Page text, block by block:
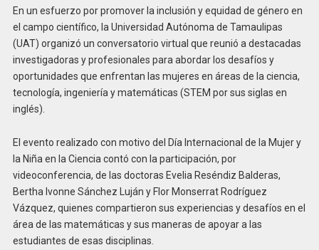
En un esfuerzo por promover la inclusión y equidad de género en
el campo científico, la Universidad Autónoma de Tamaulipas
(UAT) organizó un conversatorio virtual que reunió a destacadas
investigadoras y profesionales para abordar los desafíos y
oportunidades que enfrentan las mujeres en áreas de la ciencia,
tecnología, ingeniería y matemáticas (STEM por sus siglas en
inglés).
El evento realizado con motivo del Día Internacional de la Mujer y
la Niña en la Ciencia contó con la participación, por
videoconferencia, de las doctoras Evelia Reséndiz Balderas,
Bertha Ivonne Sánchez Luján y Flor Monserrat Rodríguez
Vázquez, quienes compartieron sus experiencias y desafíos en el
área de las matemáticas y sus maneras de apoyar a las
estudiantes de esas disciplinas.